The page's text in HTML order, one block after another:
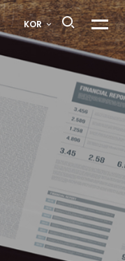
KOR 메뉴